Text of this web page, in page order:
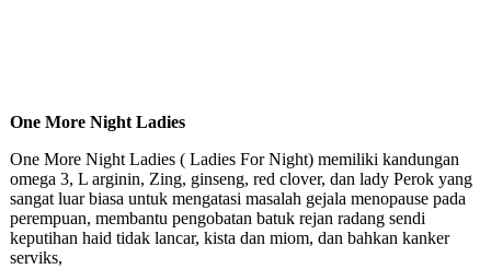
One More Night Ladies
One More Night Ladies ( Ladies For Night) memiliki kandungan
omega 3, L arginin, Zing, ginseng, red clover, dan lady Perok yang
sangat luar biasa untuk mengatasi masalah gejala menopause pada
perempuan, membantu pengobatan batuk rejan radang sendi
keputihan haid tidak lancar, kista dan miom, dan bahkan kanker
serviks,